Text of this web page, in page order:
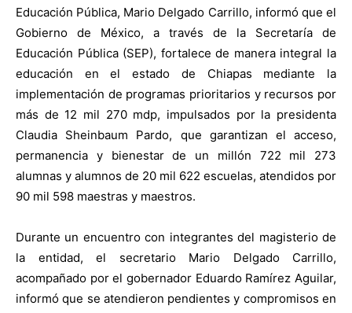
Educación Pública, Mario Delgado Carrillo, informó que el
Gobierno de México, a través de la Secretaría de
Educación Pública (SEP), fortalece de manera integral la
educación en el estado de Chiapas mediante la
implementación de programas prioritarios y recursos por
más de 12 mil 270 mdp, impulsados por la presidenta
Claudia Sheinbaum Pardo, que garantizan el acceso,
permanencia y bienestar de un millón 722 mil 273
alumnas y alumnos de 20 mil 622 escuelas, atendidos por
90 mil 598 maestras y maestros.
Durante un encuentro con integrantes del magisterio de
la entidad, el secretario Mario Delgado Carrillo,
acompañado por el gobernador Eduardo Ramírez Aguilar,
informó que se atendieron pendientes y compromisos en